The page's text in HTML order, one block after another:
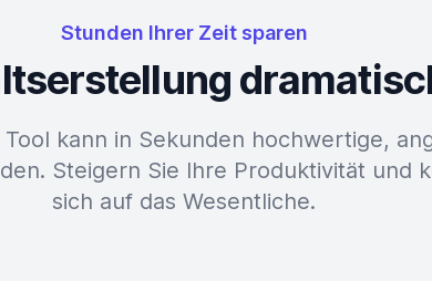
Stunden Ihrer Zeit sparen
kann in Sekunden hochwertige,
Steigern Sie Ihre Produktivität und
sich auf das Wesentliche.